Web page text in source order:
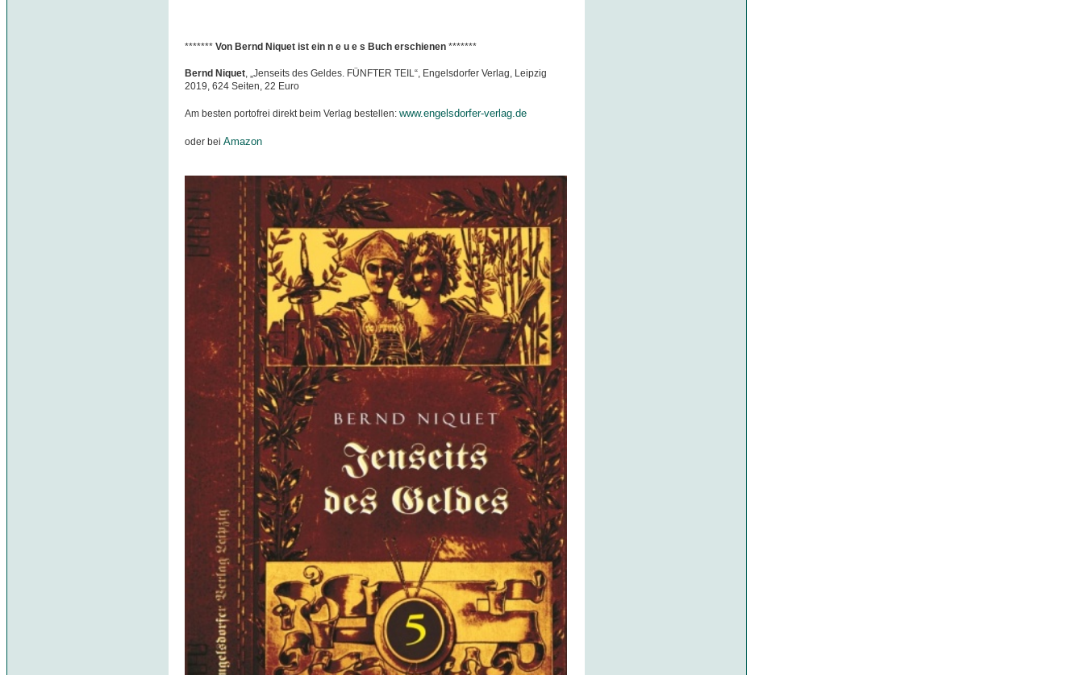
******* Von Bernd Niquet ist ein n e u e s Buch erschienen *******
Bernd Niquet, „Jenseits des Geldes. FÜNFTER TEIL“, Engelsdorfer Verlag, Leipzig
2019, 624 Seiten, 22 Euro
Am besten portofrei direkt beim Verlag bestellen: www.engelsdorfer-verlag.de
oder bei Amazon